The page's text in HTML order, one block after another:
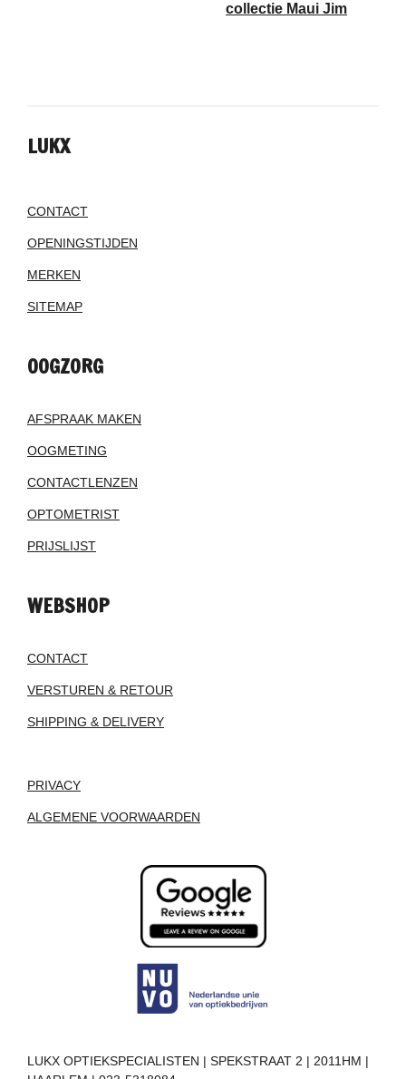
collectie Maui Jim
LUKX
CONTACT
OPENINGSTIJDEN
MERKEN
SITEMAP
OOGZORG
AFSPRAAK MAKEN
OOGMETING
CONTACTLENZEN
OPTOMETRIST
PRIJSLIJST
WEBSHOP
CONTACT
VERSTUREN & RETOUR
SHIPPING & DELIVERY
PRIVACY
ALGEMENE VOORWAARDEN
LUKX OPTIEKSPECIALISTEN | SPEKSTRAAT 2 | 2011HM |